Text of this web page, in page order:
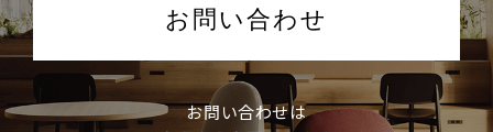
お問い合わせ
お問い合わせは